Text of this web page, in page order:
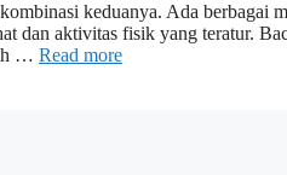
keduanya. Ada berbagai
dan aktivitas fisik yang teratur.
… Read more